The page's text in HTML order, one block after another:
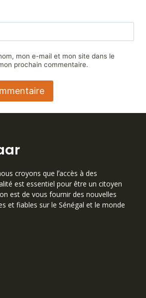
mon e-mail et mon site dans le
prochain commentaire.
croyons que lʼaccès à des
est essentiel pour être un citoyen
est de vous fournir des nouvelles
et fiables sur le Sénégal et le monde